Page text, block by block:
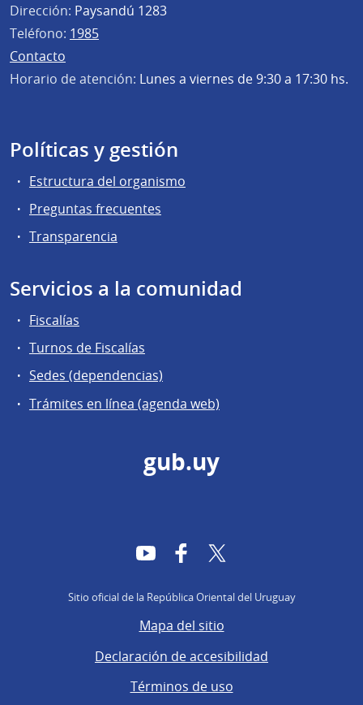
Dirección: Paysandú 1283
Teléfono: 1985
Contacto
Horario de atención: Lunes a viernes de 9:30 a 17:30 hs.
Políticas y gestión
Estructura del organismo
Preguntas frecuentes
Transparencia
Servicios a la comunidad
Fiscalías
Turnos de Fiscalías
Sedes (dependencias)
Trámites en línea (agenda web)
gub.uy
YouTubeFacebook
Sitio oficial de la República Oriental del Uruguay
Mapa del sitio
Declaración de accesibilidad
Términos de uso